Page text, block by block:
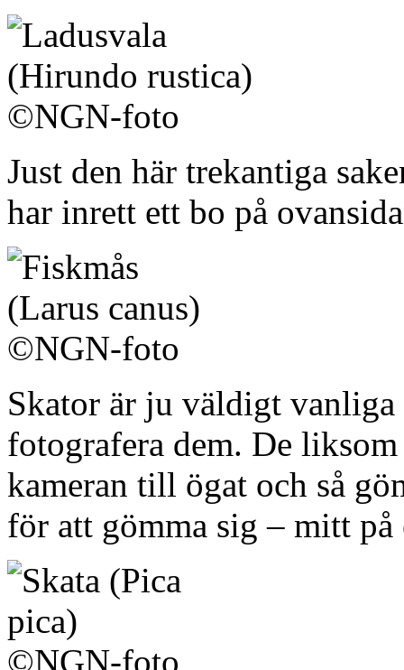
Just den här trekantiga
har inrett ett bo på
Skator är ju väldigt
fotografera dem. De
kameran till ögat och så
för att gömma sig – mitt